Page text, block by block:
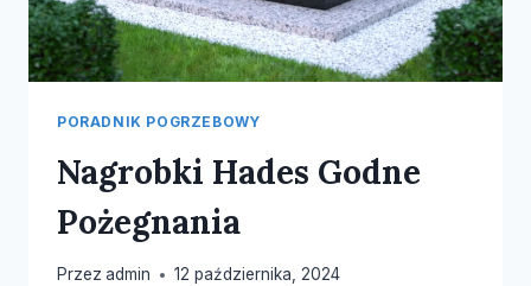
PORADNIK POGRZEBOWY
Nagrobki Hades Godne
Pożegnania
Przez admin 12 października, 2024